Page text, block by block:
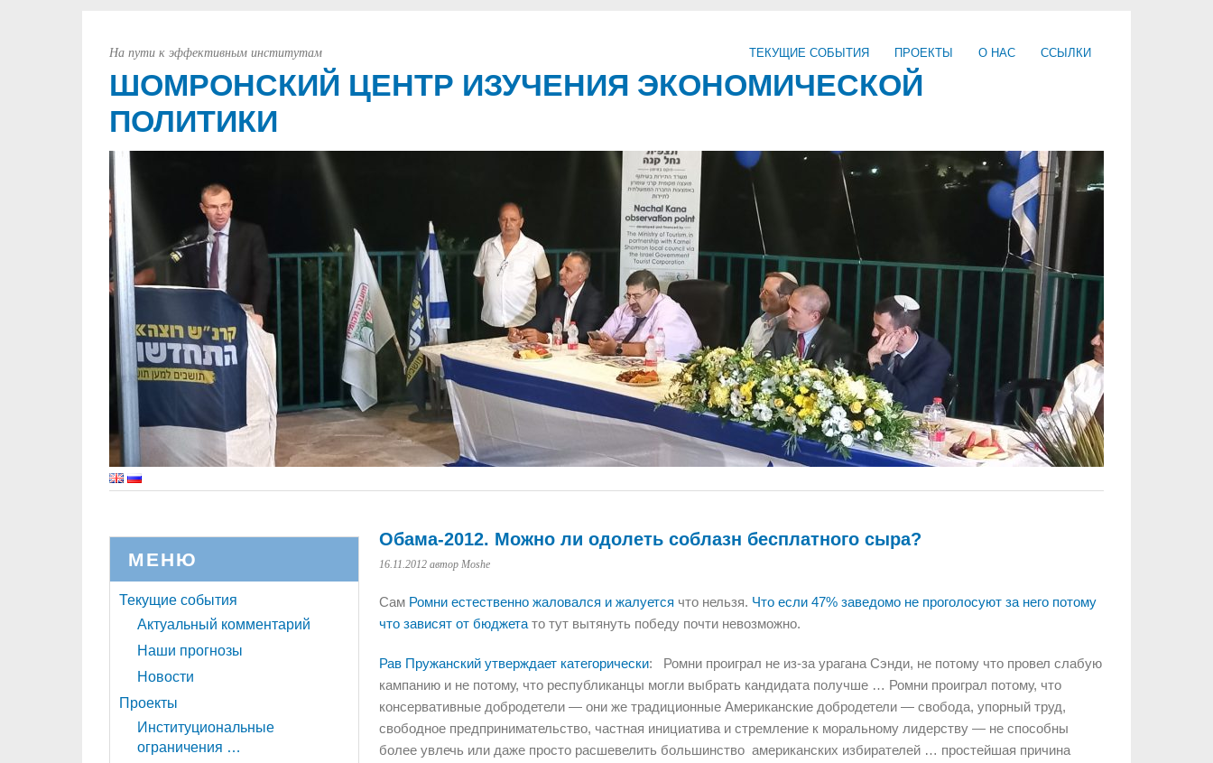
ТЕКУЩИЕ СОБЫТИЯ ПРОЕКТЫ О НАС ССЫЛКИ
ШОМРОНСКИЙ ЦЕНТР ИЗУЧЕНИЯ ЭКОНОМИЧЕСКОЙ
ПОЛИТИКИ
На пути к эффективным институтам
Обама-2012. Можно ли одолеть соблазн бесплатного сыра?
16.11.2012 автор Moshe
Сам Ромни естественно жаловался и жалуется что нельзя. Что если 47% заведомо не проголосуют за него потому
что зависят от бюджета то тут вытянуть победу почти невозможно.
Рав Пружанский утверждает категорически: Ромни проиграл не из-за урагана Сэнди, не потому что провел слабую
кампанию и не потому, что республиканцы могли выбрать кандидата получше … Ромни проиграл потому, что
консервативные добродетели — они же традиционные Американские добродетели — свобода, упорный труд,
свободное предпринимательство, частная инициатива и стремление к моральному лидерству — не способны
более увлечь или даже просто расшевелить большинство американских избирателей … простейшая причина
МЕНЮ
Текущие события
Актуальный комментарий
Наши прогнозы
Новости
Проекты
Институциональные
ограничения …